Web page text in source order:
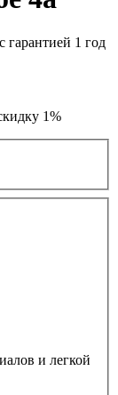
гарантией 1 год
1%
и легкой